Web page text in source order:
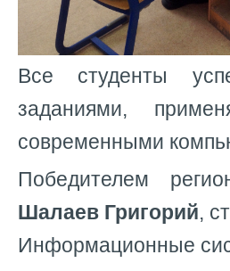
Все студенты
заданиями,
современными
Победителем
Шалаев Григорий,
Информационные